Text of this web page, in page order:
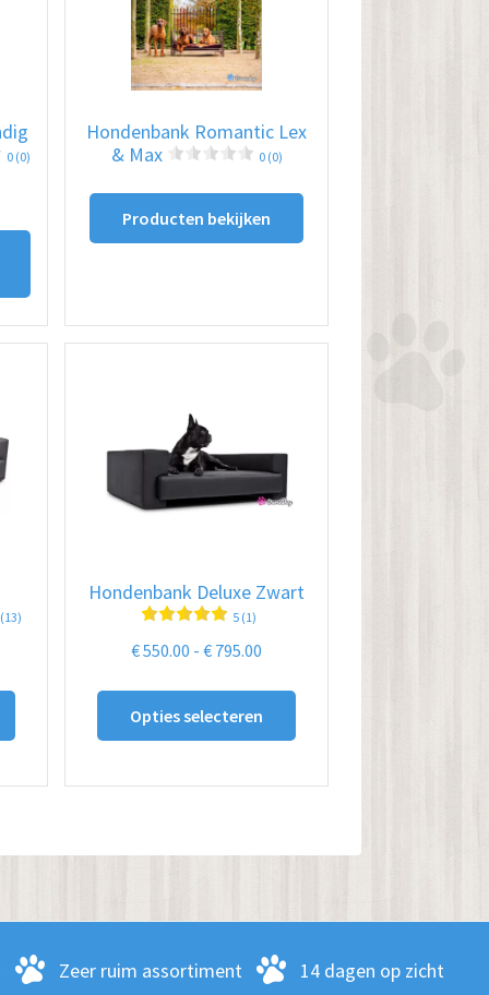
0 (0)
Hondenbank Romantic Lex
& Max
0 (0)
Producten bekijken
Dit
meerdere
worden
Hondenbank Deluxe Zwart
5 (1)
€550.00 - € 795.00
€ 795.00
Opties selecteren
Dit
meerdere
worden
Zeer ruim assortiment
14 dagen op zicht